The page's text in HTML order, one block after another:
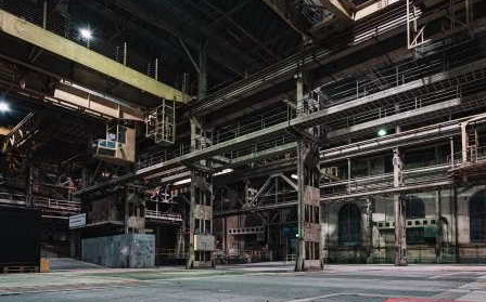
Webbutik
Mina sidor
Bli medlem
Logga in på Arbetsgivarguiden
Sök på kompetensforetagen.se